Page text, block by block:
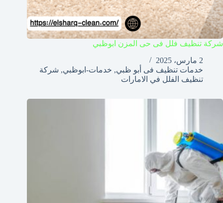
شركة تنظيف فلل فى حى المزن ابوظبي
2 مارس، 2025
خدمات تنظيف فى أبو ظبي, خدمات-ابوظبي, شركة
تنظيف الفلل في الامارات